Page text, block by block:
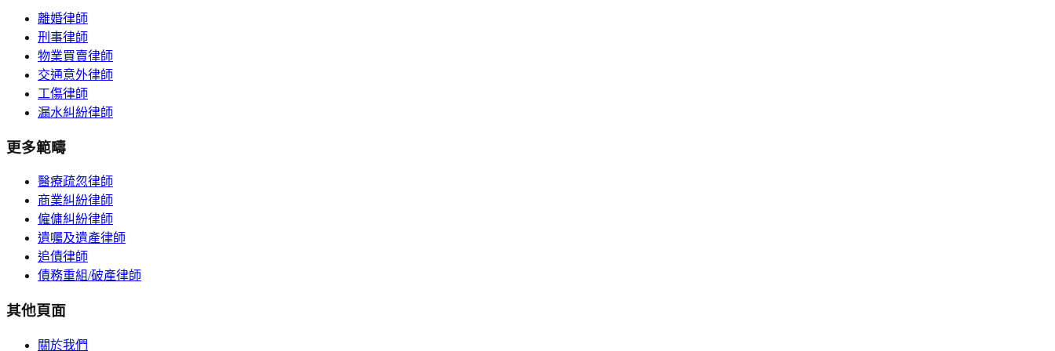
離婚律師
刑事律師
物業買賣律師
交通意外律師
工傷律師
漏水糾紛律師
更多範疇
醫療疏忽律師
商業糾紛律師
僱傭糾紛律師
遺囑及遺產律師
追債律師
債務重組/破產律師
其他頁面
關於我們